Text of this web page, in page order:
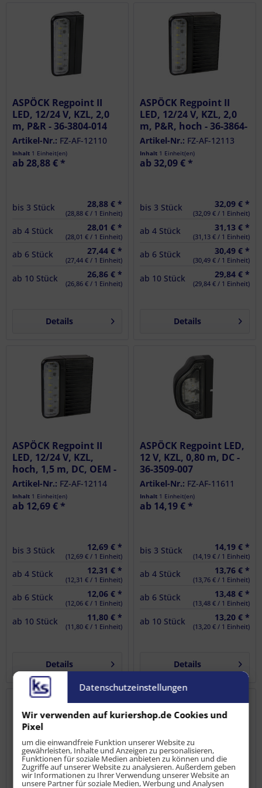
ASPÖCK Regpoint II
LED, 12/24 V, KZL, 2,0
m, P&R - 36-3804-014
Artikel-Nr.: FZ-AF-12110
Inhalt 1 Einheit(en)
ab 28,88 € *
bis 3 Stück 28,88 € *
(28,88 € / 1 Einheit)
ab 4 Stück 28,01 € *
(28,01 € / 1 Einheit)
ab 6 Stück 27,44 € *
(27,44 € / 1 Einheit)
ab 10 Stück 26,86 € *
(26,86 € / 1 Einheit)
Details
ASPÖCK Regpoint II
LED, 12/24 V, KZL, 2,0
m, P&R, hoch - 36-3864-
014
Artikel-Nr.: FZ-AF-12113
Inhalt 1 Einheit(en)
ab 32,09 € *
bis 3 Stück 32,09 € *
(32,09 € / 1 Einheit)
ab 4 Stück 31,13 € *
(31,13 € / 1 Einheit)
ab 6 Stück 30,49 € *
(30,49 € / 1 Einheit)
ab 10 Stück 29,84 € *
(29,84 € / 1 Einheit)
Details
ASPÖCK Regpoint II
LED, 12/24 V, KZL,
hoch, 1,5 m, DC, OEM -
36-3869-007
Artikel-Nr.: FZ-AF-12114
Inhalt 1 Einheit(en)
ab 12,69 € *
bis 3 Stück 12,69 € *
(12,69 € / 1 Einheit)
ab 4 Stück 12,31 € *
(12,31 € / 1 Einheit)
ab 6 Stück 12,06 € *
(12,06 € / 1 Einheit)
ab 10 Stück 11,80 € *
(11,80 € / 1 Einheit)
Details
ASPÖCK Regpoint LED,
12 V, KZL, 0,80 m, DC -
36-3509-007
Artikel-Nr.: FZ-AF-11611
Inhalt 1 Einheit(en)
ab 14,19 € *
bis 3 Stück 14,19 € *
(14,19 € / 1 Einheit)
ab 4 Stück 13,76 € *
(13,76 € / 1 Einheit)
ab 6 Stück 13,48 € *
(13,48 € / 1 Einheit)
ab 10 Stück 13,20 € *
(13,20 € / 1 Einheit)
Details
Datenschutzeinstellungen
Wir verwenden auf kuriershop.de Cookies und
Pixel
um die einwandfreie Funktion unserer Website zu
gewährleisten, Inhalte und Anzeigen zu personalisieren,
Funktionen für soziale Medien anbieten zu können und die
Zugriffe auf unserer Website zu analysieren. Außerdem geben
wir Informationen zu Ihrer Verwendung unserer Website an
unsere Partner für soziale Medien, Werbung und Analysen